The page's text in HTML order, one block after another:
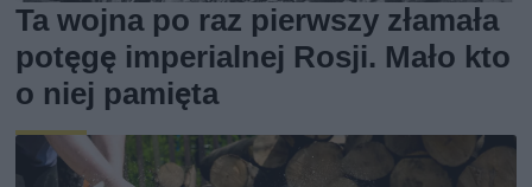
Ta wojna po raz pierwszy złamała
potęgę imperialnej Rosji. Mało kto
o niej pamięta